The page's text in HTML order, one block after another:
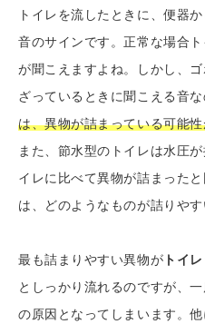
トイレを流したときに、便器
音のサインです。正常な場合
が聞こえますよね。しかし、
ざっているときに聞こえる音
は、異物が詰まっている可能
また、節水型のトイレは水圧
イレに比べて異物が詰まった
は、どのようなものが詰りやす
最も詰まりやすい異物が トイ
としっかり流れるのですが、
の原因となってしまいます。